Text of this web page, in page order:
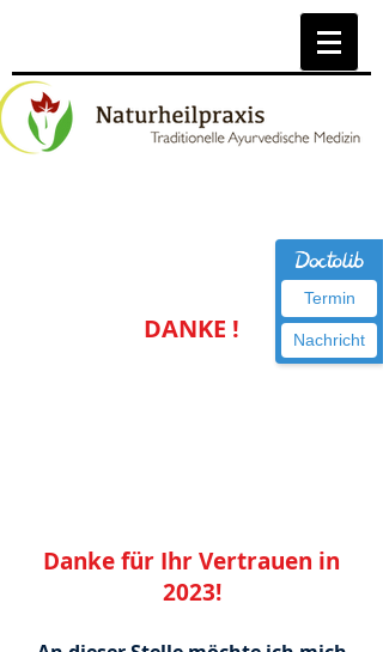
Termin
Nachricht
DANKE !
Danke für Ihr Vertrauen in
2023!